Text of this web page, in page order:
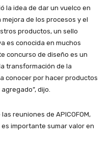
la idea de dar un vuelco en
de los procesos y el
productos, un sello
es conocida en muchos
concurso de diseño es un
transformación de la
conocer por hacer productos
dijo.
reuniones de APICOFOM,
importante sumar valor en